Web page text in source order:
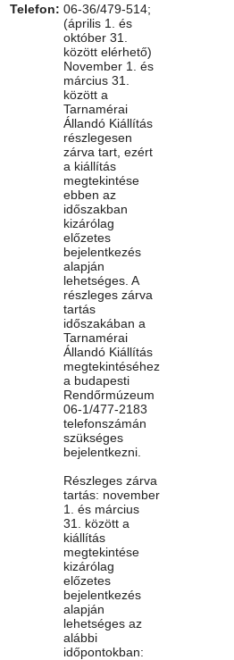
Telefon: 06-36/479-514;
(április 1. és
október 31.
között elérhető)
November 1. és
március 31.
között a
Tarnamérai
Állandó Kiállítás
részlegesen
zárva tart, ezért
a kiállítás
megtekintése
ebben az
időszakban
kizárólag
előzetes
bejelentkezés
alapján
lehetséges. A
részleges zárva
tartás
időszakában a
Tarnamérai
Állandó Kiállítás
megtekintéséhez
a budapesti
Rendőrmúzeum
06-1/477-2183
telefonszámán
szükséges
bejelentkezni.
Részleges zárva
tartás: november
1. és március
31. között a
kiállítás
megtekintése
kizárólag
előzetes
bejelentkezés
alapján
lehetséges az
alábbi
időpontokban: